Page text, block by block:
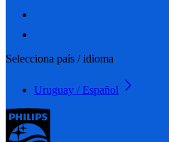
Selecciona país / idioma
Uruguay / Español